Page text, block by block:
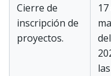
Cierre de
inscripción de
proyectos.
del
las